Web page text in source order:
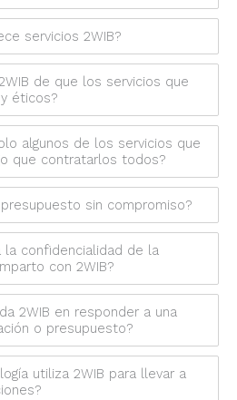
servicios 2WIB?
de que los servicios que
éticos?
algunos de los servicios que
que contratarlos todos?
sin compromiso?
la confidencialidad de la
con 2WIB?
2WIB en responder a una
o presupuesto?
utiliza 2WIB para llevar a